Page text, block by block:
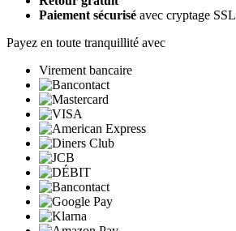
Paiement sécurisé avec cryptage SSL
Payez en toute tranquillité avec
Virement bancaire